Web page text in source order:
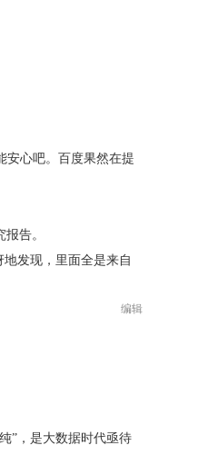
安心吧。百度果然在提
告。
发现，里面全是来自
编辑
”，是大数据时代亟待